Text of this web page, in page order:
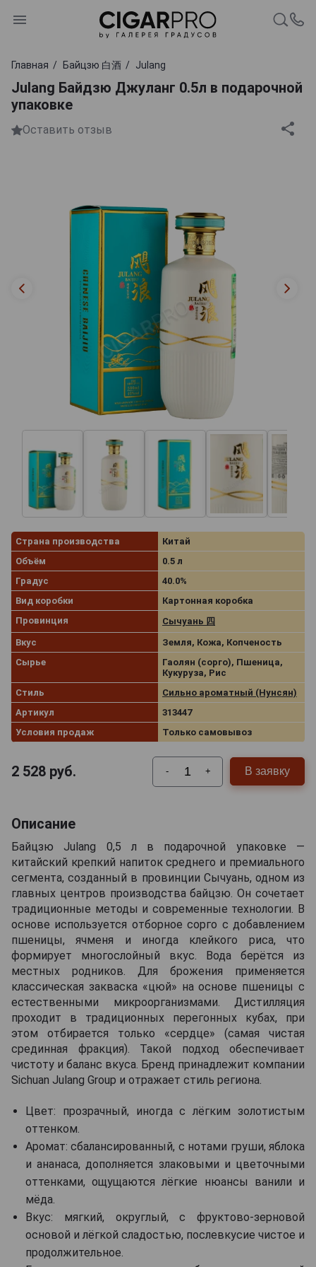
Главная Байцзю 白酒 Julang
Julang Байдзю Джуланг 0.5л в подарочной
упаковке
Оставить отзыв
Страна производства
Китай
Объём
0.5 л
Градус
40.0%
Вид коробки
Картонная коробка
Провинция
Сычуань 四
Вкус
Земля, Кожа, Копченость
Сырье
Гаолян (сорго), Пшеница,
Кукуруза, Рис
Стиль
Сильно ароматный (Нунсян)
Артикул
313447
Условия продаж
Только самовывоз
2 528 руб. - + В заявку
Описание
Байцзю Julang 0,5 л в подарочной упаковке —
китайский крепкий напиток среднего и премиального
сегмента, созданный в провинции Сычуань, одном из
главных центров производства байцзю. Он сочетает
традиционные методы и современные технологии. В
основе используется отборное сорго с добавлением
пшеницы, ячменя и иногда клейкого риса, что
формирует многослойный вкус. Вода берётся из
местных родников. Для брожения применяется
классическая закваска «цюй» на основе пшеницы с
естественными микроорганизмами. Дистилляция
проходит в традиционных перегонных кубах, при
этом отбирается только «сердце» (самая чистая
срединная фракция). Такой подход обеспечивает
чистоту и баланс вкуса. Бренд принадлежит компании
Sichuan Julang Group и отражает стиль региона.
Цвет: прозрачный, иногда с лёгким золотистым
оттенком.
Аромат: сбалансированный, с нотами груши, яблока
и ананаса, дополняется злаковыми и цветочными
оттенками, ощущаются лёгкие нюансы ванили и
мёда.
Вкус: мягкий, округлый, с фруктово-зерновой
основой и лёгкой сладостью, послевкусие чистое и
продолжительное.